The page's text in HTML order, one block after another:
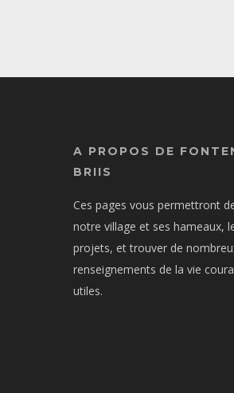
A PROPOS DE
BRIIS
Ces pages vous permettront
notre village et ses hameaux,
projets, et trouver de
renseignements de la vie
utiles.